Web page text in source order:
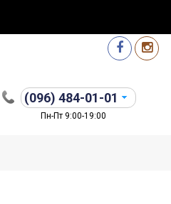
(096) 484-01-01
Пн-Пт 9:00-19:00